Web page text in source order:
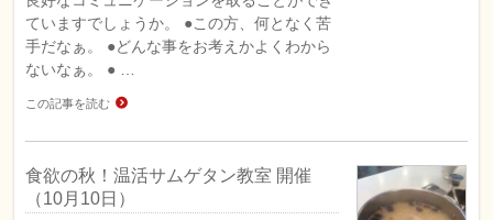
ていますでしょうか。 ●この方、何となく苦
手だなぁ。 ●どんな事をお考えかよくわから
ないなぁ。 ● …
この記事を読む
食欲の秋！温活サムゲタン教室 開催
（10月10日）